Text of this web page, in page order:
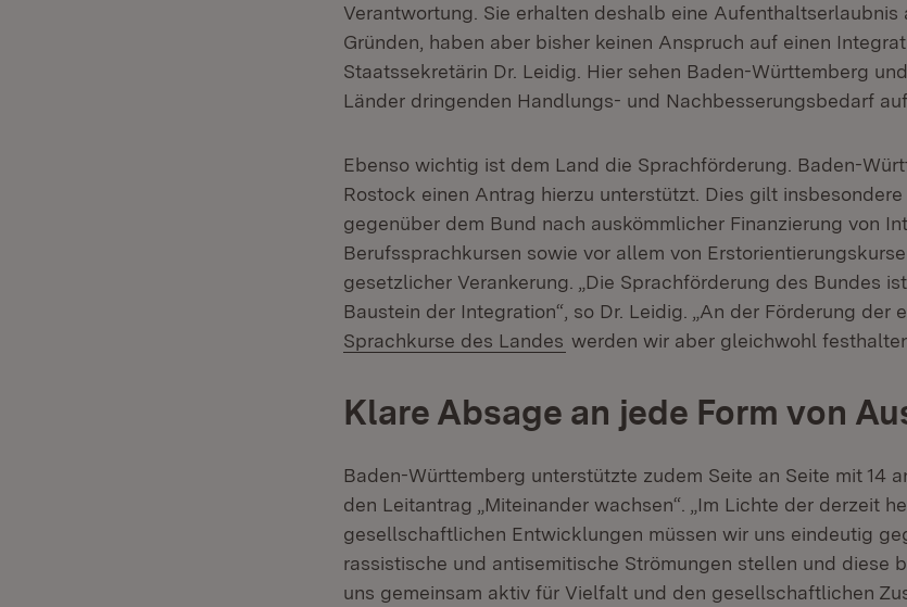
Verantwortung. Sie erhalten deshalb eine Aufenthaltserlaubnis
Gründen, haben aber bisher keinen Anspruch auf einen
Staatssekretärin Dr. Leidig. Hier sehen Baden-Württemberg
Länder dringenden Handlungs- und Nachbesserungsbedarf
Ebenso wichtig ist dem Land die Sprachförderung. Baden-
Rostock einen Antrag hierzu unterstützt. Dies gilt
gegenüber dem Bund nach auskömmlicher Finanzierung von
Berufssprachkursen sowie vor allem von
gesetzlicher Verankerung. „Die Sprachförderung des Bundes
Baustein der Integration“, so Dr. Leidig. „An der Förderung der
Sprachkurse des Landes werden wir aber gleichwohl
Klare Absage an jede Form von
Baden-Württemberg unterstützte zudem Seite an Seite mit 14
den Leitantrag „Miteinander wachsen“. „Im Lichte der derzeit
gesellschaftlichen Entwicklungen müssen wir uns eindeutig
rassistische und antisemitische Strömungen stellen und diese
uns gemeinsam aktiv für Vielfalt und den gesellschaftlichen